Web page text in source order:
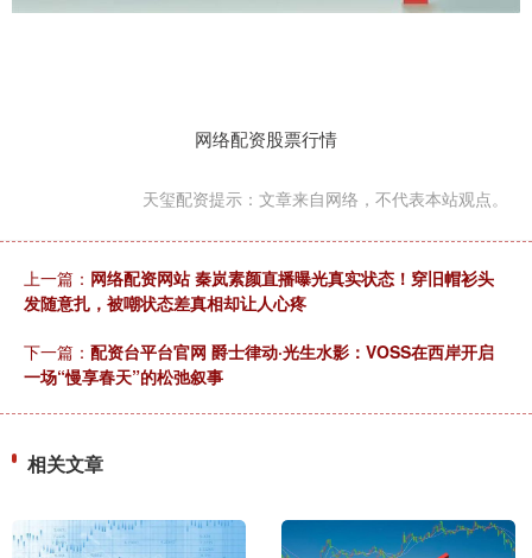
网络配资股票行情
天玺配资提示：文章来自网络，不代表本站观点。
上一篇： 网络配资网站 秦岚素颜直播曝光真实状态！穿旧帽衫头
发随意扎，被嘲状态差真相却让人心疼
下一篇： 配资台平台官网 爵士律动·光生水影：VOSS在西岸开启
一场“慢享春天”的松弛叙事
相关文章